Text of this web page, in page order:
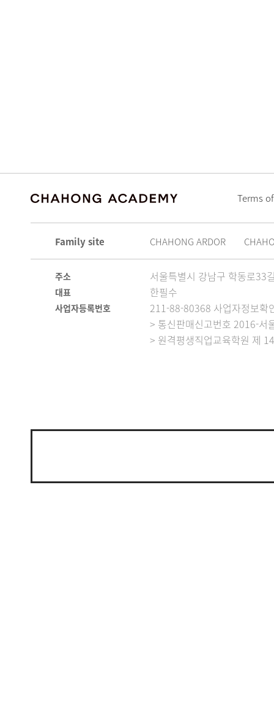
Family site CHAHONG ARDOR
Terms
주소 서울특별시 강남구 학동로33
대표 한필수
사업자등록번호
211-88-80368 사업자정보확
> 통신판매신고번호 2016-서
> 원격평생직업교육학원 제